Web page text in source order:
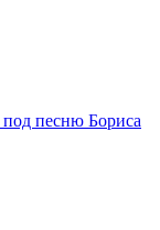
песню Бориса